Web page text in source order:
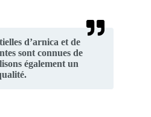
d’arnica et de
sont connues de
également un